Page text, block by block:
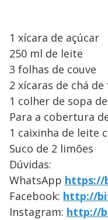
1 xícara de açúcar
250 ml de leite
3 folhas de couve
2 xícaras de chá
1 colher de sopa
Para a cobertura
1 caixinha de leite
Suco de 2 limões
Dúvidas:
WhatsApp https://
Facebook: http://
Instagram: http://